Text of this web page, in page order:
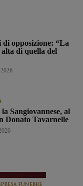
di opposizione: “La
di quella del
Sangiovannese, al
Donato Tavarnelle